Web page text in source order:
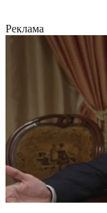
Реклама